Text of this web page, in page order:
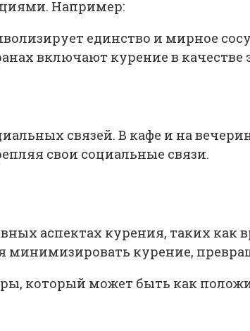
Например:
единство и мирное
включают курение в качестве
связей. В кафе и на
свои социальные связи.
аспектах курения, таких как
курение,
который может быть как